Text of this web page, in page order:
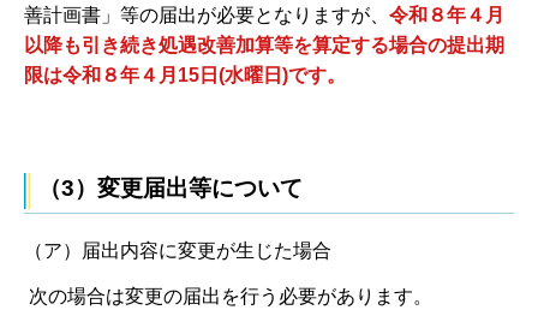
善計画書」等の届出が必要となりますが、 令和８年４月
以降も引き続き処遇改善加算等を算定する場合の提出期
限は令和８年４月15日(水曜日)です。
（3）変更届出等について
（ア）届出内容に変更が生じた場合
次の場合は変更の届出を行う必要があります。